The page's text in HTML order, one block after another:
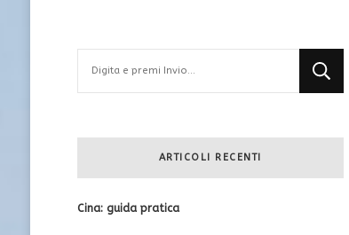
qualcosa?
ARTICOLI RECENTI
Cina: guida pratica